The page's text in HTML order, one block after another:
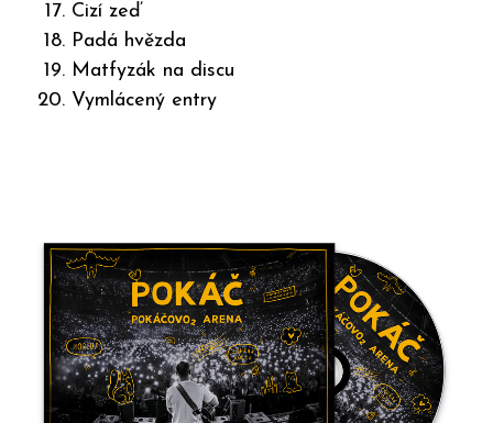
Cizí zeď
Padá hvězda
Matfyzák na discu
Vymlácený entry